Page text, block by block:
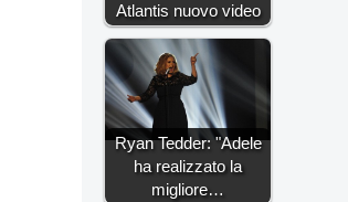
Atlantis nuovo video
Ryan Tedder: "Adele
ha realizzato la
migliore…